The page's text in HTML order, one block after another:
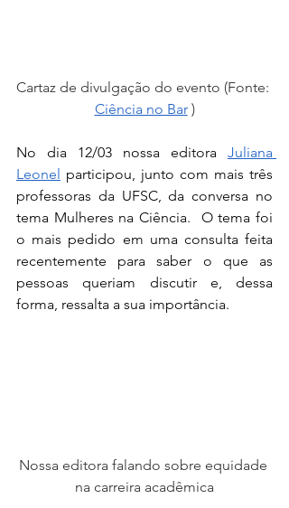
Cartaz de divulgação do evento (Fonte:
Ciência no Bar )
No dia 12/03 nossa editora Juliana
Leonel participou, junto com mais três
professoras da UFSC, da conversa no
tema Mulheres na Ciência.  O tema foi
o mais pedido em uma consulta feita
recentemente para saber o que as
pessoas queriam discutir e, dessa
forma, ressalta a sua importância.
Nossa editora falando sobre equidade
na carreira acadêmica